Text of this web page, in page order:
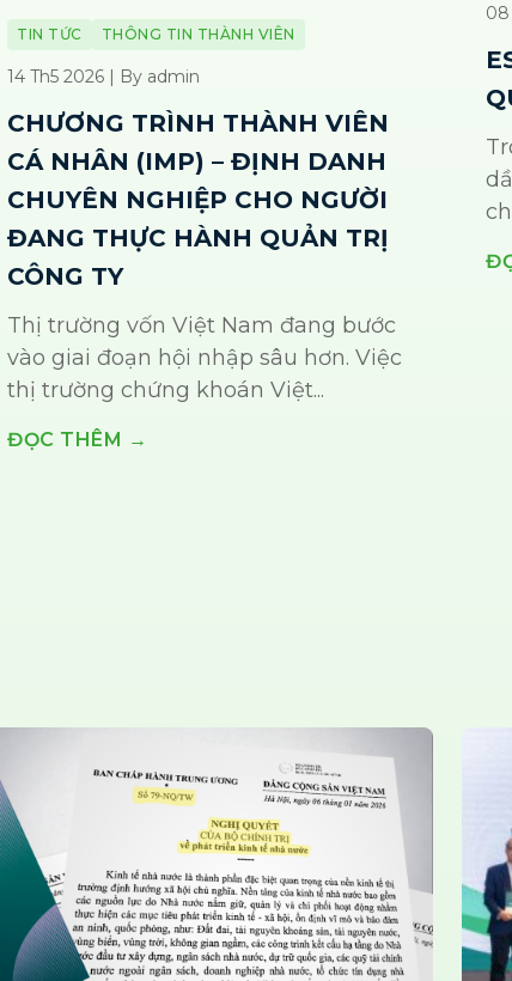
TIN TỨC THÔNG TIN THÀNH VIÊN
14 Th5 2026 | By admin
CHƯƠNG TRÌNH THÀNH VIÊN
CÁ NHÂN (IMP) – ĐỊNH DANH
CHUYÊN NGHIỆP CHO NGƯỜI
ĐANG THỰC HÀNH QUẢN TRỊ
CÔNG TY
Thị trường vốn Việt Nam đang bước
vào giai đoạn hội nhập sâu hơn. Việc
thị trường chứng khoán Việt...
ĐỌC THÊM →
08